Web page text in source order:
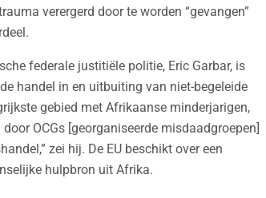
verergerd door te worden “gevangen”
federale justitiële politie, Eric Garbar, is
handel in en uitbuiting van niet-begeleide
gebied met Afrikaanse minderjarigen,
OCGs [georganiseerde misdaadgroepen]
zei hij. De EU beschikt over een
hulpbron uit Afrika.